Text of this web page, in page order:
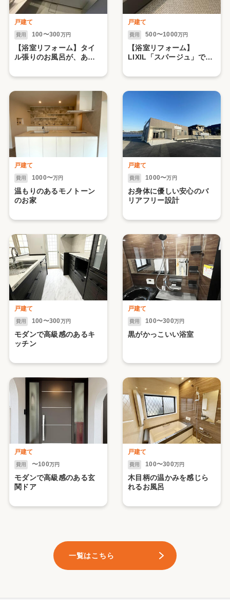
戸建て
費用 100〜300万円
【浴室リフォーム】タイ
ル張りのお風呂が、あた
へ
戸建て
費用 500〜1000万円
【浴室リフォーム】
LIXIL「スパージュ」で叶
常へ
戸建て
費用 1000〜万円
温もりのあるモノトーン
のお家
戸建て
費用 1000〜万円
お身体に優しい安心のバ
リアフリー設計
戸建て
費用 100〜300万円
モダンで高級感のあるキ
ッチン
戸建て
費用 100〜300万円
黒がかっこいい浴室
戸建て
費用 〜100万円
モダンで高級感のある玄
関ドア
戸建て
費用 100〜300万円
木目柄の温かみを感じら
れるお風呂
一覧はこちら